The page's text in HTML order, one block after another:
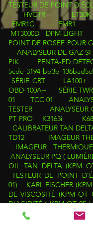
TESTEUR DE POINT
HVCTR
ET30K
EMR1C
EMR1
MT3000D
DPM-LIGHT
POINT DE ROSEE POUR
ANALYSEUR DE GAZ
PIK PENTA-PD
5cde-3194-bb3b-
SÉRIE CRT
LA100+
OBD-100A+
SÉRIE
01
TCC 01
TESTER
ANALYSEUR
PT PRO
K3163i
CALIBRATEUR TAN
TD12
IMAGEUR
IMAGEUR
ANALYSEUR PQ (
OIL TAN DELTA (KPM
TESTEUR DE POINT
01)
KARL FISCHER
DE VISCOSITÉ (KPM OT
D'ACIDITÉ ( KPM OT 05 )
DE BATTERIE BA01
DE BATTERIE